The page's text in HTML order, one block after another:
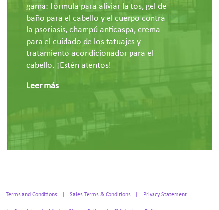
gama: fórmula para aliviar la tos, gel de
baño para el cabello y el cuerpo contra
la psoriasis, champú anticaspa, crema
para el cuidado de los tatuajes y
tratamiento acondicionador para el
cabello. ¡Estén atentos!
Leer más
Terms and Conditions Sales Terms & Conditions Privacy Statement